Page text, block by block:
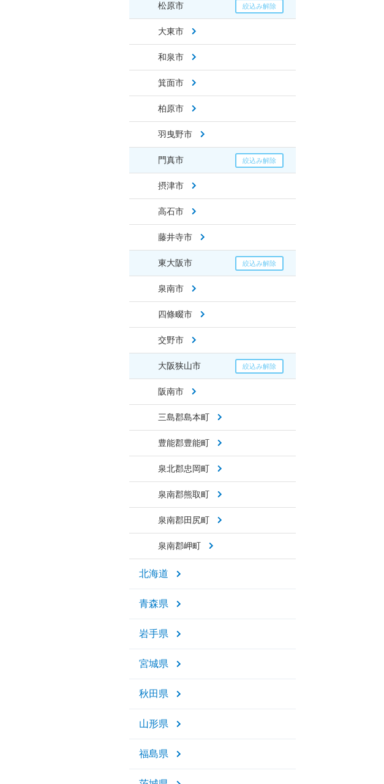
松原市
大東市
和泉市
箕面市
柏原市
羽曳野市
門真市
摂津市
高石市
藤井寺市
東大阪市
泉南市
四條畷市
交野市
大阪狭山市
阪南市
三島郡島本町
豊能郡豊能町
泉北郡忠岡町
泉南郡熊取町
泉南郡田尻町
泉南郡岬町
北海道
青森県
岩手県
宮城県
秋田県
山形県
福島県